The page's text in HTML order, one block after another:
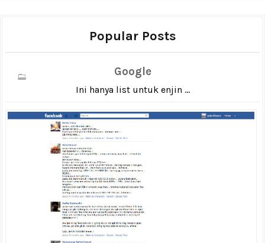
Popular Posts
Google
Ini hanya list untuk enjin ...